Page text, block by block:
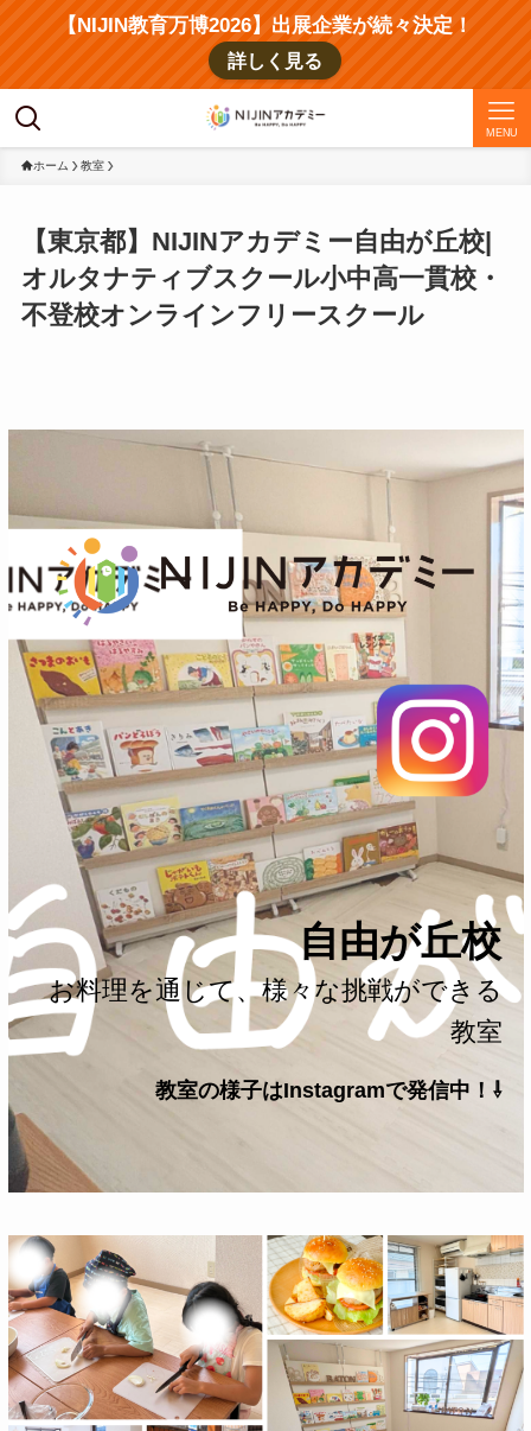
【NIJIN教育万博2026】出展企業が続々決定！
詳しく見る
MENU
ホーム 教室
【東京都】NIJINアカデミー自由が丘校|
オルタナティブスクール小中高一貫校・
不登校オンラインフリースクール
自由が丘校
お料理を通じて、様々な挑戦ができる
教室
教室の様子はInstagramで発信中！⇩